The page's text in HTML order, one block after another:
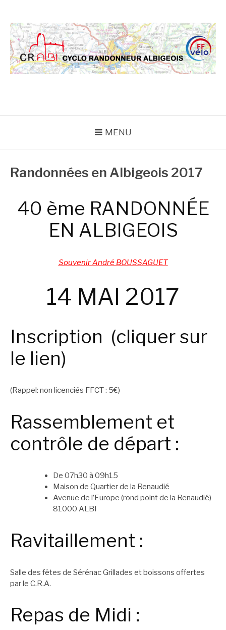
contenu
MENU
Randonnées en Albigeois 2017
40 ème RANDONNÉE
EN ALBIGEOIS
Souvenir André BOUSSAGUET
14 MAI 2017
Inscription (cliquer sur
le lien)
(Rappel: non licenciés FFCT : 5€)
Rassemblement et
contrôle de départ :
De 07h30 à 09h15
Maison de Quartier de la Renaudié
Avenue de l’Europe (rond point de la Renaudié)
81000 ALBI
Ravitaillement :
Salle des fêtes de Sérénac Grillades et boissons offertes
par le C.R.A.
Repas de Midi :